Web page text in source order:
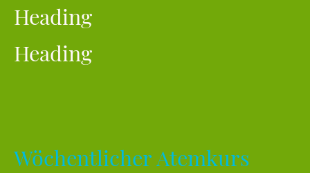
Heading
Heading
Wöchentlicher Atemkurs